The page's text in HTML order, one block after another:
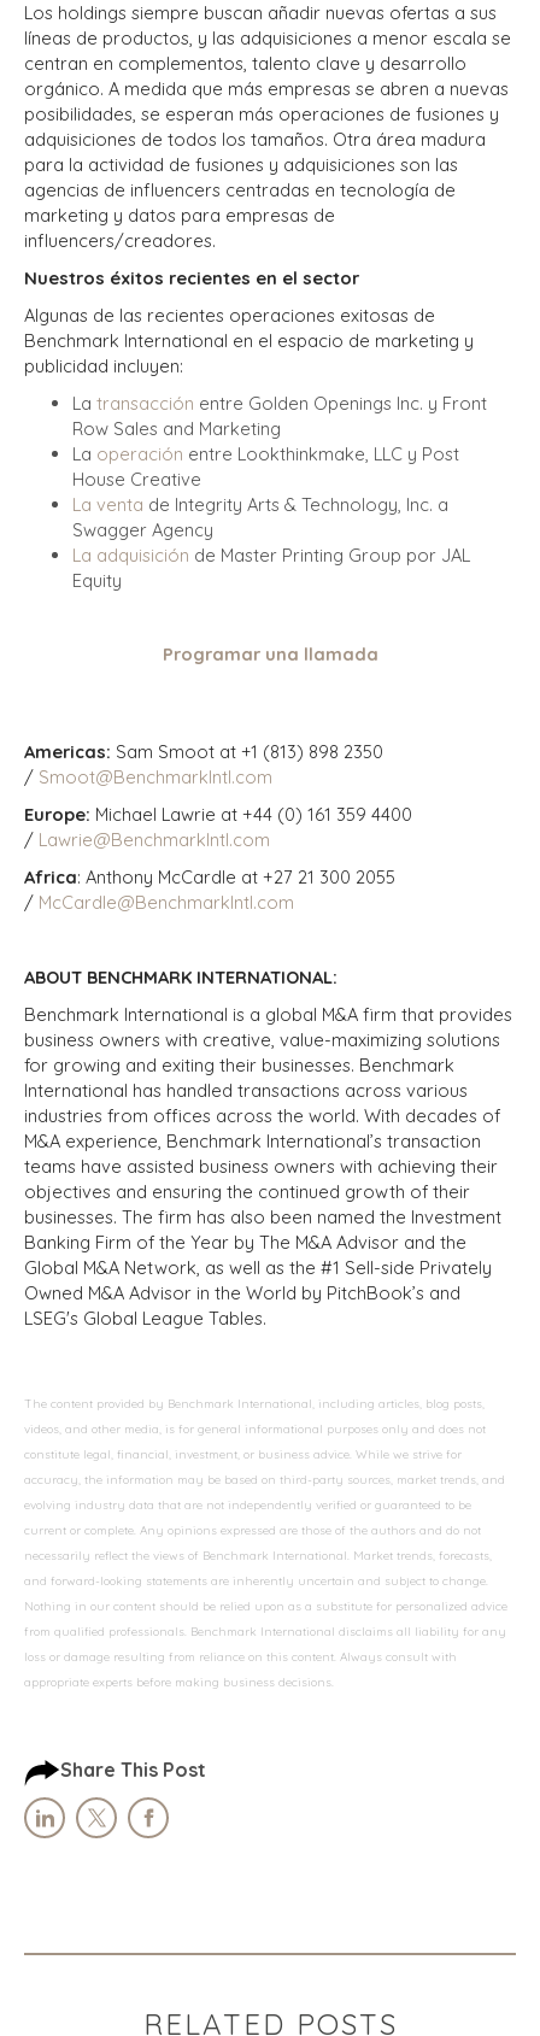
Los holdings siempre buscan añadir nuevas ofertas a sus
líneas de productos, y las adquisiciones a menor escala se
centran en complementos, talento clave y desarrollo
orgánico. A medida que más empresas se abren a nuevas
posibilidades, se esperan más operaciones de fusiones y
adquisiciones de todos los tamaños. Otra área madura
para la actividad de fusiones y adquisiciones son las
agencias de influencers centradas en tecnología de
marketing y datos para empresas de
influencers/creadores.
Nuestros éxitos recientes en el sector
Algunas de las recientes operaciones exitosas de
Benchmark International en el espacio de marketing y
publicidad incluyen:
La transacción entre Golden Openings Inc. y Front
Row Sales and Marketing
La operación entre Lookthinkmake, LLC y Post
House Creative
La venta de Integrity Arts & Technology, Inc. a
Swagger Agency
La adquisición de Master Printing Group por JAL
Equity
Programar una llamada
Americas: Sam Smoot at +1 (813) 898 2350
/ Smoot@BenchmarkIntl.com
Europe: Michael Lawrie at +44 (0) 161 359 4400
/ Lawrie@BenchmarkIntl.com
Africa: Anthony McCardle at +27 21 300 2055
/ McCardle@BenchmarkIntl.com
ABOUT BENCHMARK INTERNATIONAL:
Benchmark International is a global M&A firm that provides
business owners with creative, value-maximizing solutions
for growing and exiting their businesses. Benchmark
International has handled transactions across various
industries from offices across the world. With decades of
M&A experience, Benchmark International’s transaction
teams have assisted business owners with achieving their
objectives and ensuring the continued growth of their
businesses. The firm has also been named the Investment
Banking Firm of the Year by The M&A Advisor and the
Global M&A Network, as well as the #1 Sell-side Privately
Owned M&A Advisor in the World by PitchBook’s and
LSEG's Global League Tables.
The content provided by Benchmark International, including articles, blog posts,
videos, and other media, is for general informational purposes only and does not
constitute legal, financial, investment, or business advice. While we strive for
accuracy, the information may be based on third-party sources, market trends, and
evolving industry data that are not independently verified or guaranteed to be
current or complete. Any opinions expressed are those of the authors and do not
necessarily reflect the views of Benchmark International. Market trends, forecasts,
and forward-looking statements are inherently uncertain and subject to change.
Nothing in our content should be relied upon as a substitute for personalized advice
from qualified professionals. Benchmark International disclaims all liability for any
loss or damage resulting from reliance on this content. Always consult with
appropriate experts before making business decisions.
Share This Post
RELATED POSTS